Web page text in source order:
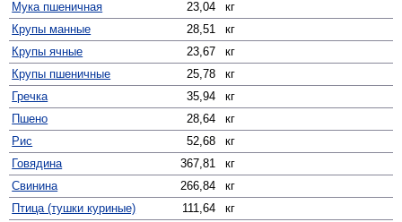
Мука пшеничная 23,04
кг
Крупы манные
28,51
кг
Крупы ячные
23,67
кг
Крупы пшеничные
25,78
кг
Гречка
35,94
кг
Пшено
28,64
кг
Рис
52,68
кг
Говядина
367,81
кг
Свинина
266,84
кг
Птица (тушки куриные)
111,64
кг